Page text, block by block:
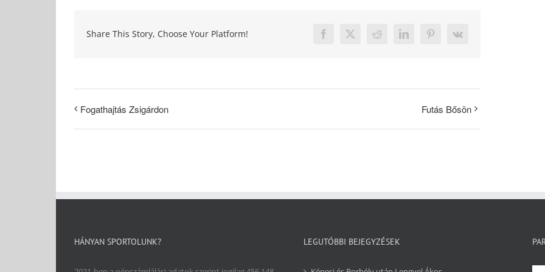
Share This Story, Choose Your Platform! Facebook
X Reddit LinkedInPinterest
Vk
Fogathajtás Zsigárdon Futás Bősön
HÁNYAN SPORTOLUNK? LEGUTÓBBI BEJEGYZÉSEK